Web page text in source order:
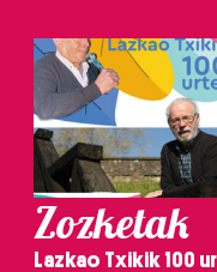
Zozketak
Lazkao Txikik 100